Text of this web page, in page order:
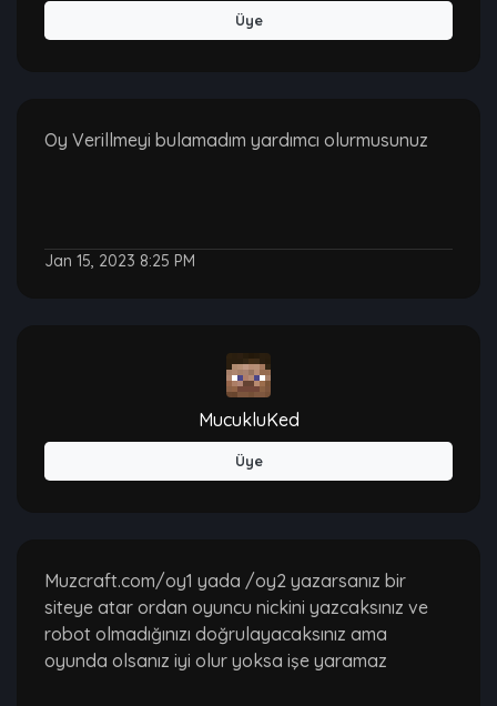
Üye
Oy Verillmeyi bulamadım yardımcı olurmusunuz
Jan 15, 2023 8:25 PM
MucukluKed
Üye
Muzcraft.com/oy1 yada /oy2 yazarsanız bir
siteye atar ordan oyuncu nickini yazcaksınız ve
robot olmadığınızı doğrulayacaksınız ama
oyunda olsanız iyi olur yoksa işe yaramaz